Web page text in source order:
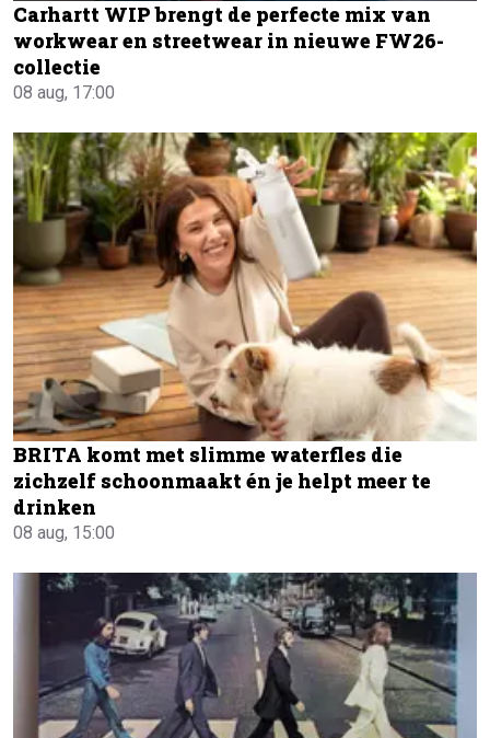
Carhartt WIP brengt de perfecte mix van
workwear en streetwear in nieuwe FW26-
collectie
08 aug, 17:00
BRITA komt met slimme waterfles die
zichzelf schoonmaakt én je helpt meer te
drinken
08 aug, 15:00